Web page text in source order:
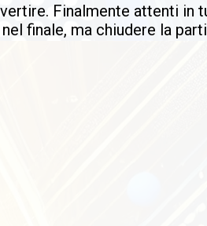
Finalmente attenti in
finale, ma chiudere la